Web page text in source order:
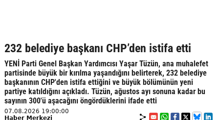
232 belediye başkanı CHP’den istifa etti
YENİ Parti Genel Başkan Yardımcısı Yaşar Tüzün, ana muhalefet
partisinde büyük bir kırılma yaşandığını belirterek, 232 belediye
başkanının CHP'den istifa ettiğini ve büyük bölümünün yeni
partiye katıldığını açıkladı. Tüzün, ağustos ayı sonuna kadar bu
sayının 300'ü aşacağını öngördüklerini ifade etti
07.08.2026 19:00:00
Haber Merkezi